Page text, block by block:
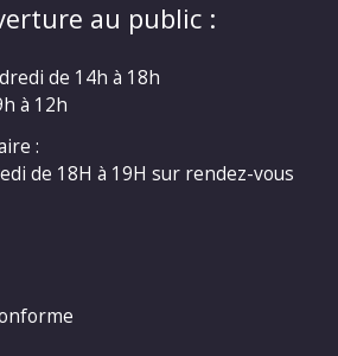
au public :
de 14h à 18h
à 12h
:
de 18H à 19H sur rendez-vous